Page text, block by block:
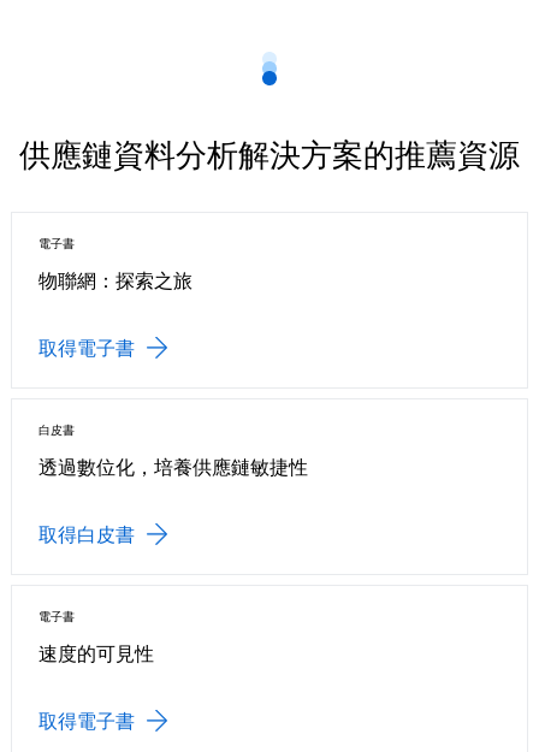
供應鏈資料分析解決方案的推薦資源
電子書
物聯網：探索之旅
取得電子書
白皮書
透過數位化，培養供應鏈敏捷性
取得白皮書
電子書
速度的可見性
取得電子書